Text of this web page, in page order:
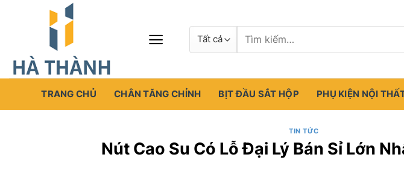
kiếm:
TRANG CHỦ CHÂN TĂNG CHỈNH BỊT ĐẦU SẮT HỘP PHỤ KIỆN NỘI
TIN TỨC
Nút Cao Su Có Lỗ Đại Lý Bán Sỉ Lớn